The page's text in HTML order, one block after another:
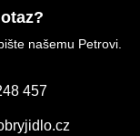
našemu Petrovi.
457